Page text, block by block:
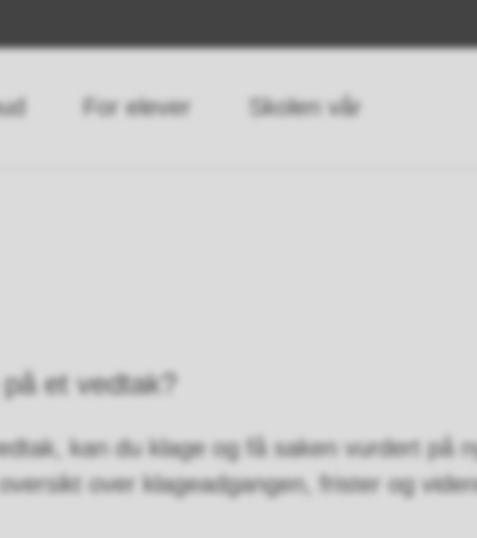
For elever Skolen vår
et vedtak?
kan du klage og få saken vurdert på
over klageadgangen, frister og